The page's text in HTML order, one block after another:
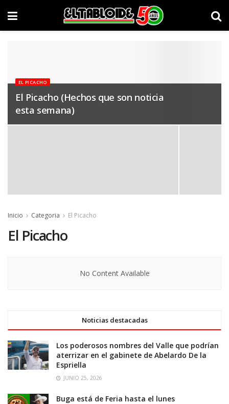
EL PICACHO
El Picacho (Hechos que son noticia
esta semana)
Inicio Categoria El Picacho
El Picacho
No Content Available
Noticias destacadas
Los poderosos nombres del Valle que podrían
aterrizar en el gabinete de Abelardo De la
Espriella
JUNIO 25, 2026
Buga está de Feria hasta el lunes